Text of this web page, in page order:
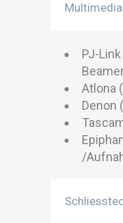
PJ-
Atlona
Denon
/